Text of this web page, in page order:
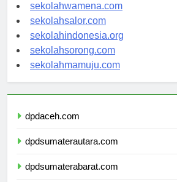
sekolahnabire.com
sekolahwamena.com
sekolahsalor.com
sekolahindonesia.org
sekolahsorong.com